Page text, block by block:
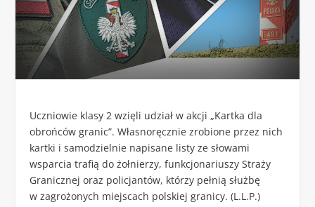
Uczniowie klasy 2 wzięli udział w akcji „Kartka dla
obrońców granic”. Własnoręcznie zrobione przez nich
kartki i samodzielnie napisane listy ze słowami
wsparcia trafią do żołnierzy, funkcjonariuszy Straży
Granicznej oraz policjantów, którzy pełnią służbę
w zagrożonych miejscach polskiej granicy. (L.L.P.)